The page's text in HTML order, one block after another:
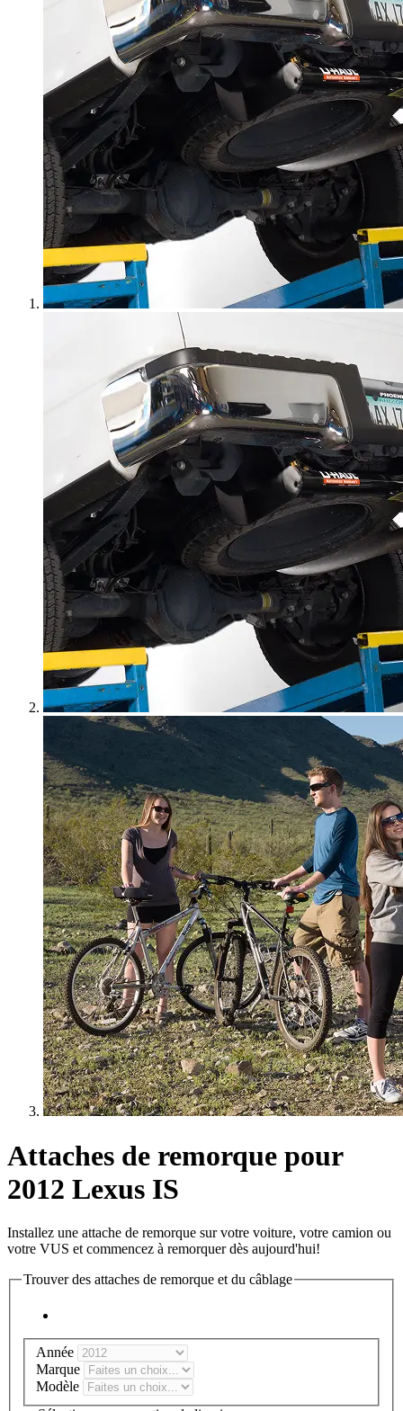
Attaches de remorque pour
2012 Lexus IS
Installez une attache de remorque sur votre voiture, votre camion ou
votre VUS et commencez à remorquer dès aujourd'hui!
Trouver des attaches de remorque et du câblage
Année
Marque
Modèle